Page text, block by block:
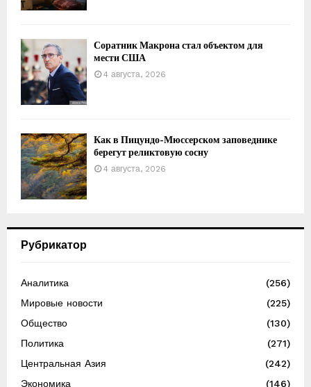
Соратник Макрона стал объектом для
мести США
4 августа, 2026
Как в Пицундо-Мюссерском заповеднике
берегут реликтовую сосну
4 августа, 2026
Рубрикатор
Аналитика
(256)
Мировые новости
(225)
Общество
(130)
Политика
(271)
Центральная Азия
(242)
Экономика
(146)